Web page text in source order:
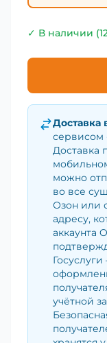
✓ В наличии
Доставка
сервисом
Доставка
можно
во все
Озон или
адресу,
аккаунта
учётной